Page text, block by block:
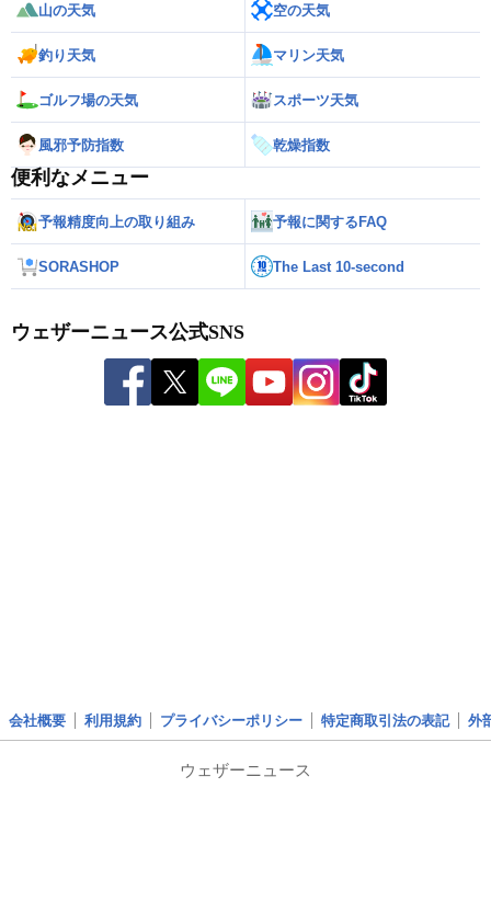
山の天気 空の天気
釣り天気 マリン天気
ゴルフ場の天気 スポーツ天気
風邪予防指数 乾燥指数
便利なメニュー
予報精度向上の取り組み 予報に関するFAQ
SORASHOP The Last 10-second
ウェザーニュース公式SNS
会社概要 利用規約 プライバシーポリシー 特定商取引法の表記 外
ウェザーニュース